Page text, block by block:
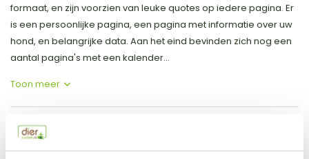
formaat, en zijn voorzien van leuke quotes op iedere pagina. Er
is een persoonlijke pagina, een pagina met informatie over uw
hond, en belangrijke data. Aan het eind bevinden zich nog een
aantal pagina's met een kalender...
Toon meer
Productspecificaties